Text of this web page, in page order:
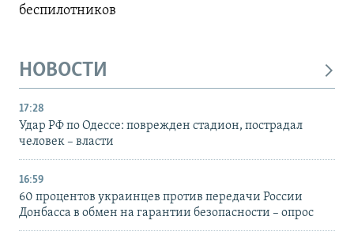
беспилотников
НОВОСТИ
17:28
Удар РФ по Одессе: поврежден стадион, пострадал
человек – власти
16:59
60 процентов украинцев против передачи России
Донбасса в обмен на гарантии безопасности – опрос